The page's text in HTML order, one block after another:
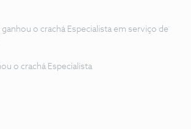
ganhou o crachá Especialista em serviço de
o crachá Especialista